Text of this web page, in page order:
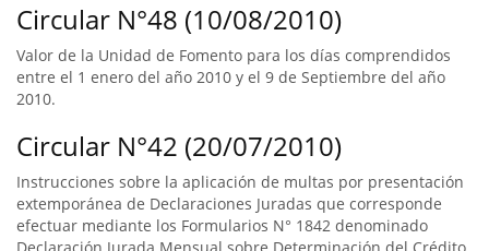
Circular N°48 (10/08/2010)
Valor de la Unidad de Fomento para los días comprendidos
entre el 1 enero del año 2010 y el 9 de Septiembre del año
2010.
Circular N°42 (20/07/2010)
Instrucciones sobre la aplicación de multas por presentación
extemporánea de Declaraciones Juradas que corresponde
efectuar mediante los Formularios N° 1842 denominado